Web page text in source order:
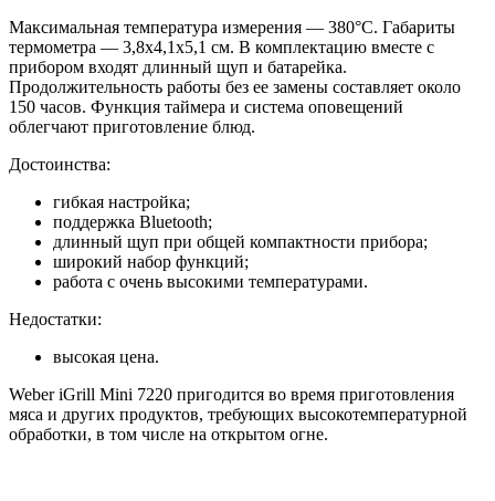
Максимальная температура измерения — 380°C. Габариты
термометра — 3,8х4,1х5,1 см. В комплектацию вместе с
прибором входят длинный щуп и батарейка.
Продолжительность работы без ее замены составляет около
150 часов. Функция таймера и система оповещений
облегчают приготовление блюд.
Достоинства:
гибкая настройка;
поддержка Bluetooth;
длинный щуп при общей компактности прибора;
широкий набор функций;
работа с очень высокими температурами.
Недостатки:
высокая цена.
Weber iGrill Mini 7220 пригодится во время приготовления
мяса и других продуктов, требующих высокотемпературной
обработки, в том числе на открытом огне.